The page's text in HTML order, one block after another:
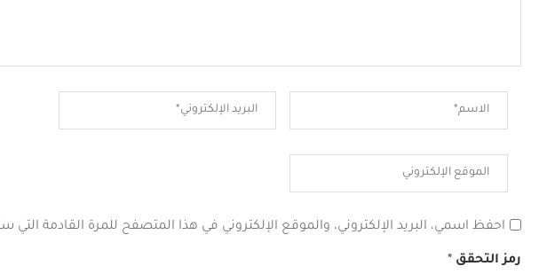
احفظ اسمي، البريد الإلكتروني، والموقع الإلكتروني في هذا المتصفح للمرة القادمة التي
رمز التحقق *